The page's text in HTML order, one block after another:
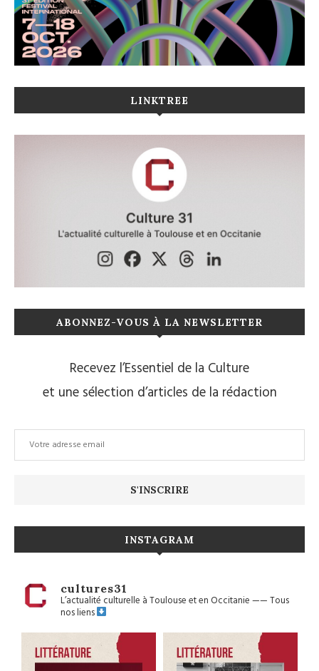
LINKTREE
ABONNEZ-VOUS À LA NEWSLETTER
Recevez l’Essentiel de la Culture
et une sélection d’articles de la rédaction
INSTAGRAM
cultures31
L’actualité culturelle à Toulouse et en Occitanie——Tous
nos liens